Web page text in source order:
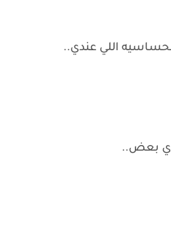
اللي عندي..
زي بعض..